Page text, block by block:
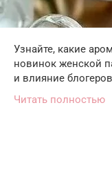
Узнайте, какие
новинок женской
и влияние
Читать полностью